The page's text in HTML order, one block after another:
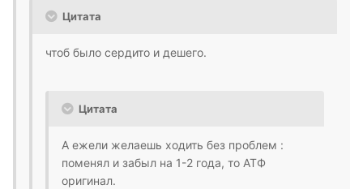
Цитата
чтоб было сердито и дешего.
Цитата
А ежели желаешь ходить без проблем :
поменял и забыл на 1-2 года, то АТФ
оригинал.